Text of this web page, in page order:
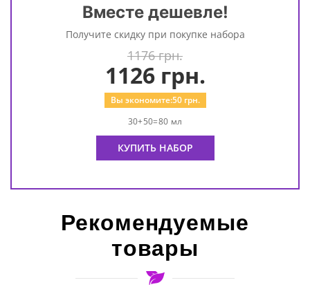
Вместе дешевле!
Получите скидку при покупке набора
1176 грн.
1126грн.
Вы экономите:50грн.
30+50=80 мл
КУПИТЬ НАБОР
Рекомендуемые
товары